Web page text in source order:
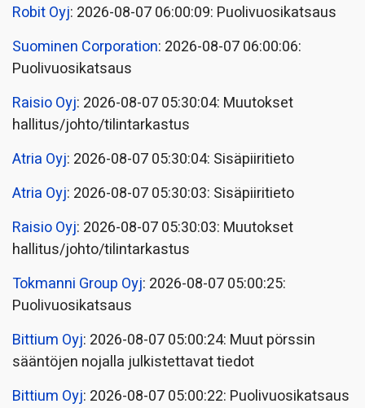
Robit Oyj: 2026-08-07 06:00:09: Puolivuosikatsaus
Suominen Corporation: 2026-08-07 06:00:06:
Puolivuosikatsaus
Raisio Oyj: 2026-08-07 05:30:04: Muutokset
hallitus/johto/tilintarkastus
Atria Oyj: 2026-08-07 05:30:04: Sisäpiiritieto
Atria Oyj: 2026-08-07 05:30:03: Sisäpiiritieto
Raisio Oyj: 2026-08-07 05:30:03: Muutokset
hallitus/johto/tilintarkastus
Tokmanni Group Oyj: 2026-08-07 05:00:25:
Puolivuosikatsaus
Bittium Oyj: 2026-08-07 05:00:24: Muut pörssin
sääntöjen nojalla julkistettavat tiedot
Bittium Oyj: 2026-08-07 05:00:22: Puolivuosikatsaus